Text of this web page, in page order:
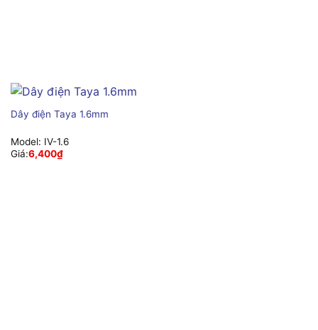
Dây điện Taya 1.6mm
Model: IV-1.6
Giá:6,400₫